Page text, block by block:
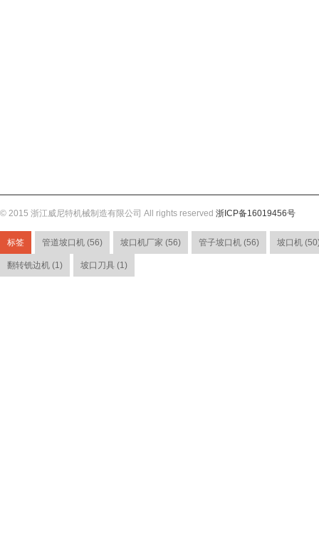
© 2015 浙江威尼特机械制造有限公司 All rights reserved 浙ICP备16019456号
标签 管道坡口机 (56) 坡口机厂家 (56) 管子坡口机 (56) 坡口机
翻转铣边机 (1) 坡口刀具 (1)